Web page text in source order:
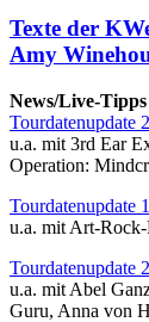
Texte der
Amy
News/Live-Tipps
Tourdatenupdate
u.a. mit 3rd Ear
Operation:
Tourdatenupdate
u.a. mit Art-
Tourdatenupdate
u.a. mit Abel
Guru, Anna von